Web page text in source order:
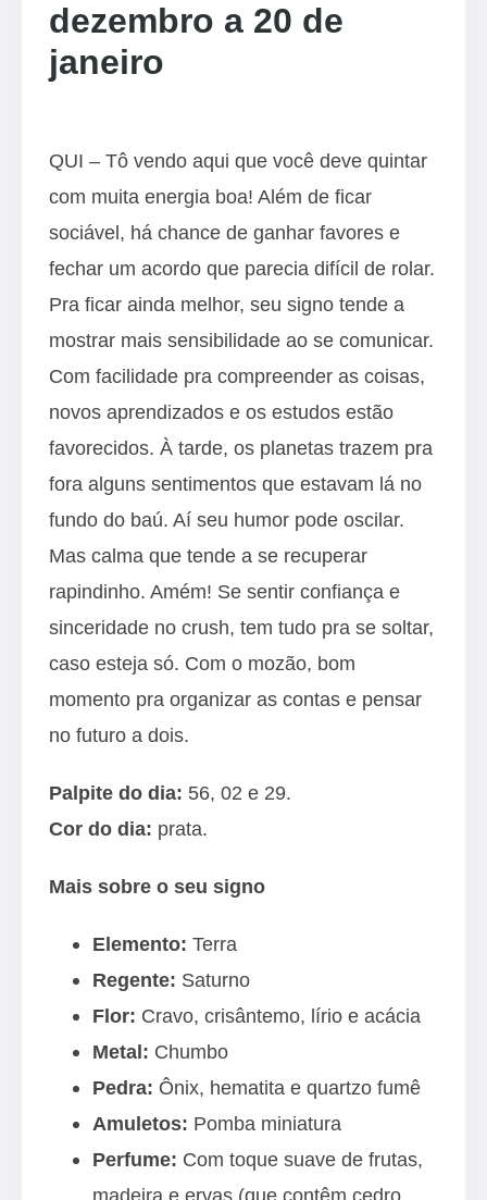
dezembro a 20 de
janeiro
QUI – Tô vendo aqui que você deve quintar
com muita energia boa! Além de ficar
sociável, há chance de ganhar favores e
fechar um acordo que parecia difícil de rolar.
Pra ficar ainda melhor, seu signo tende a
mostrar mais sensibilidade ao se comunicar.
Com facilidade pra compreender as coisas,
novos aprendizados e os estudos estão
favorecidos. À tarde, os planetas trazem pra
fora alguns sentimentos que estavam lá no
fundo do baú. Aí seu humor pode oscilar.
Mas calma que tende a se recuperar
rapindinho. Amém! Se sentir confiança e
sinceridade no crush, tem tudo pra se soltar,
caso esteja só. Com o mozão, bom
momento pra organizar as contas e pensar
no futuro a dois.
Palpite do dia: 56, 02 e 29.
Cor do dia: prata.
Mais sobre o seu signo
Elemento: Terra
Regente: Saturno
Flor: Cravo, crisântemo, lírio e acácia
Metal: Chumbo
Pedra: Ônix, hematita e quartzo fumê
Amuletos: Pomba miniatura
Perfume: Com toque suave de frutas,
madeira e ervas (que contêm cedro,